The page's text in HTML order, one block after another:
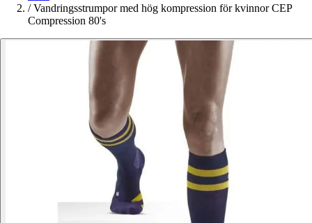
/ Vandringsstrumpor med hög kompression för kvinnor CEP
Compression 80's